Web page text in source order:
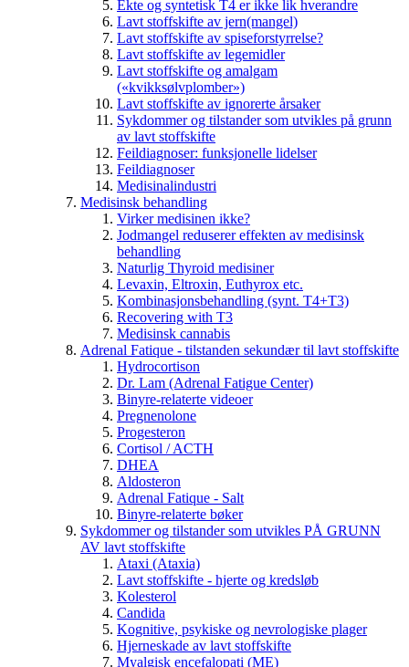
Ekte og syntetisk T4 er ikke lik hverandre
Lavt stoffskifte av jern(mangel)
Lavt stoffskifte av spiseforstyrrelse?
Lavt stoffskifte av legemidler
Lavt stoffskifte og amalgam
(«kvikksølvplomber»)
Lavt stoffskifte av ignorerte årsaker
Sykdommer og tilstander som utvikles på grunn
av lavt stoffskifte
Feildiagnoser: funksjonelle lidelser
Feildiagnoser
Medisinalindustri
Medisinsk behandling
Virker medisinen ikke?
Jodmangel reduserer effekten av medisinsk
behandling
Naturlig Thyroid medisiner
Levaxin, Eltroxin, Euthyrox etc.
Kombinasjonsbehandling (synt. T4+T3)
Recovering with T3
Medisinsk cannabis
Adrenal Fatique - tilstanden sekundær til lavt stoffskifte
Hydrocortison
Dr. Lam (Adrenal Fatigue Center)
Binyre-relaterte videoer
Pregnenolone
Progesteron
Cortisol / ACTH
DHEA
Aldosteron
Adrenal Fatique - Salt
Binyre-relaterte bøker
Sykdommer og tilstander som utvikles PÅ GRUNN
AV lavt stoffskifte
Ataxi (Ataxia)
Lavt stoffskifte - hjerte og kredsløb
Kolesterol
Candida
Kognitive, psykiske og nevrologiske plager
Hjerneskade av lavt stoffskifte
Myalgisk encefalopati (ME)